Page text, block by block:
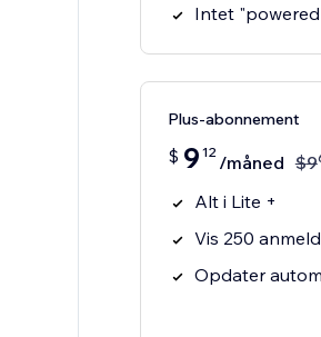
Intet
Plus-abonnement
$ 9 12 /måned $9
Alt i Lite +
Vis 250
Opdater